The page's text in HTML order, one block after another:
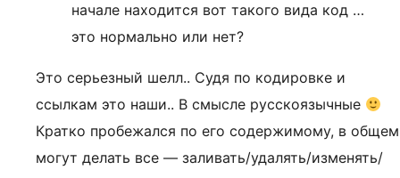
начале находится вот такого вида код …
это нормально или нет?
Это серьезный шелл.. Судя по кодировке и
ссылкам это наши.. В смысле русскоязычные
Кратко пробежался по его содержимому, в общем
могут делать все — заливать/удалять/изменять/